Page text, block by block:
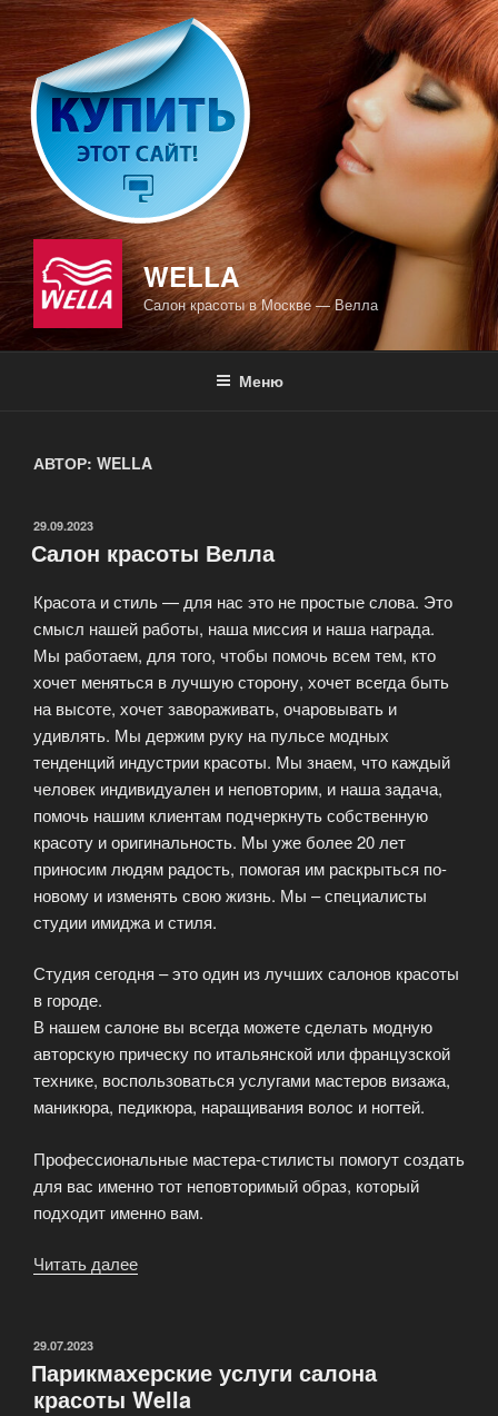
Перейти
к
содержимому
WELLA
Салон красоты в Москве — Велла
Меню
АВТОР: WELLA
ОПУБЛИКОВАНО
29.09.2023
Салон красоты Велла
Красота и стиль — для нас это не простые слова. Это
смысл нашей работы, наша миссия и наша награда.
Мы работаем, для того, чтобы помочь всем тем, кто
хочет меняться в лучшую сторону, хочет всегда быть
на высоте, хочет завораживать, очаровывать и
удивлять. Мы держим руку на пульсе модных
тенденций индустрии красоты. Мы знаем, что каждый
человек индивидуален и неповторим, и наша задача,
помочь нашим клиентам подчеркнуть собственную
красоту и оригинальность. Мы уже более 20 лет
приносим людям радость, помогая им раскрыться по-
новому и изменять свою жизнь. Мы – специалисты
студии имиджа и стиля.
Студия сегодня – это один из лучших салонов красоты
в городе.
В нашем салоне вы всегда можете сделать модную
авторскую прическу по итальянской или французской
технике, воспользоваться услугами мастеров визажа,
маникюра, педикюра, наращивания волос и ногтей.
Профессиональные мастера-стилисты помогут создать
для вас именно тот неповторимый образ, который
подходит именно вам.
Читать далее
ОПУБЛИКОВАНО
29.07.2023
Парикмахерские услуги салона
красоты Wella